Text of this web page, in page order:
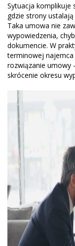
Sytuacja komplikuje
gdzie strony
Taka umowa nie
wypowiedzenia,
dokumencie. W
terminowej najemca
rozwiązanie umowy
skrócenie okresu